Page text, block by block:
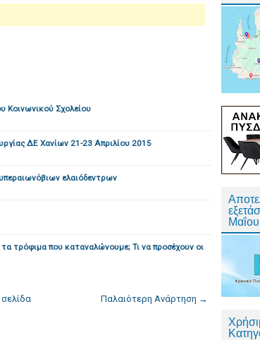
Κοινωνικού Σχολείου
ΔΕ Χανίων 21-23 Απριλίου 2015
ελαιόδεντρων
τρόφιμα που καταναλώνουμε; Τι να προσέχουν οι
Παλαιότερη Ανάρτηση →